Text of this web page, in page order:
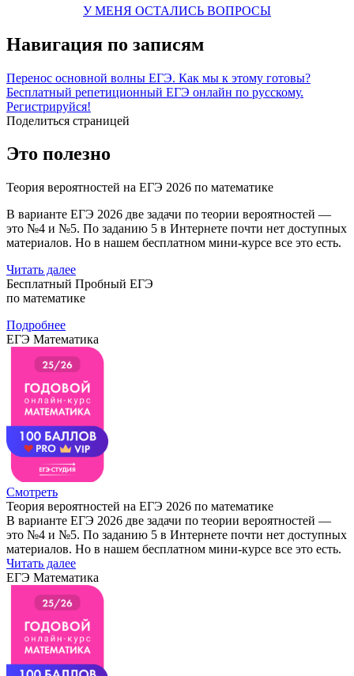
У МЕНЯ ОСТАЛИСЬ ВОПРОСЫ
Навигация по записям
Перенос основной волны ЕГЭ. Как мы к этому готовы?
Бесплатный репетиционный ЕГЭ онлайн по русскому.
Регистрируйся!
Поделиться страницей
Это полезно
Теория вероятностей на ЕГЭ 2026 по математике
В варианте ЕГЭ 2026 две задачи по теории вероятностей —
это №4 и №5. По заданию 5 в Интернете почти нет доступных
материалов. Но в нашем бесплатном мини-курсе все это есть.
Читать далее
Бесплатный Пробный ЕГЭ
по математике
Подробнее
ЕГЭ Математика
Смотреть
Теория вероятностей на ЕГЭ 2026 по математике
В варианте ЕГЭ 2026 две задачи по теории вероятностей —
это №4 и №5. По заданию 5 в Интернете почти нет доступных
материалов. Но в нашем бесплатном мини-курсе все это есть.
Читать далее
ЕГЭ Математика